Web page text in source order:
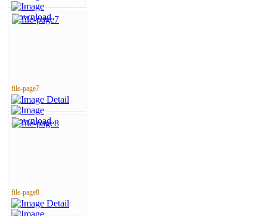
file-page7
file-page8